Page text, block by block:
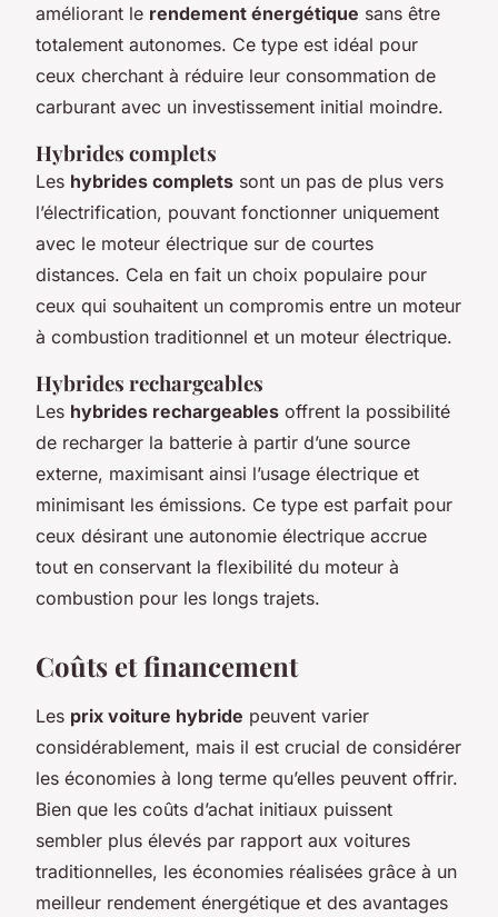
améliorant le rendement énergétique sans être
totalement autonomes. Ce type est idéal pour
ceux cherchant à réduire leur consommation de
carburant avec un investissement initial moindre.
Hybrides complets
Les hybrides complets sont un pas de plus vers
l’électrification, pouvant fonctionner uniquement
avec le moteur électrique sur de courtes
distances. Cela en fait un choix populaire pour
ceux qui souhaitent un compromis entre un moteur
à combustion traditionnel et un moteur électrique.
Hybrides rechargeables
Les hybrides rechargeables offrent la possibilité
de recharger la batterie à partir d’une source
externe, maximisant ainsi l’usage électrique et
minimisant les émissions. Ce type est parfait pour
ceux désirant une autonomie électrique accrue
tout en conservant la flexibilité du moteur à
combustion pour les longs trajets.
Coûts et financement
Les prix voiture hybride peuvent varier
considérablement, mais il est crucial de considérer
les économies à long terme qu’elles peuvent offrir.
Bien que les coûts d’achat initiaux puissent
sembler plus élevés par rapport aux voitures
traditionnelles, les économies réalisées grâce à un
meilleur rendement énergétique et des avantages